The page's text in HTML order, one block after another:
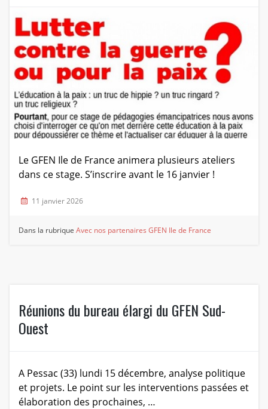
Le GFEN Ile de France animera plusieurs ateliers
dans ce stage. S’inscrire avant le 16 janvier !
11 janvier 2026
Dans la rubriqueAvec nos partenaires GFEN Ile de France
Réunions du bureau élargi du GFEN Sud-
Ouest
A Pessac (33) lundi 15 décembre, analyse politique
et projets. Le point sur les interventions passées et
élaboration des prochaines, …